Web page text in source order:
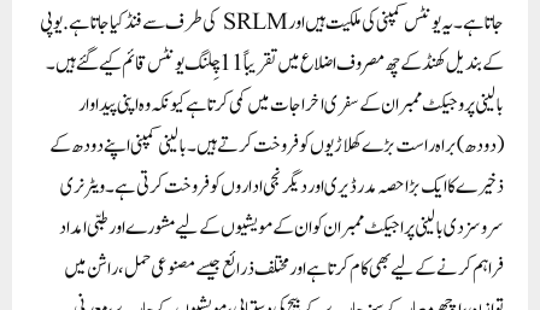
جاتا ہے۔ یہ یونٹس کمپنی کی ملکیت ہیں اور SRLM کی طرف سے فنڈ کیا جاتا ہے. یوپی
کے بندیل کھنڈ کے چھ مصروف اضلاع میں تقریباً 11 چِلنگ یونٹس قائم کیے گئے ہیں۔
بالینی پروجیکٹ ممبران کے سفری اخراجات میں کمی کرتا ہے کیونکہ وہ اپنی پیداوار
(دودھ) براہ راست بڑے کھلاڑیوں کو فروخت کرتے ہیں۔ بالینی کمپنی اپنے دودھ کے
ذخیرے کا ایک بڑا حصہ مدر ڈیری اور دیگر نجی اداروں کو فروخت کرتی ہے۔ ویٹرنری
سروسز دی بالینی پراجیکٹ ممبران کو ان کے مویشیوں کے لیے مشورے اور طبی امداد
فراہم کرنے کے لیے بھی کام کرتا ہے اور مختلف ذرائع جیسے مصنوعی حمل، راشن میں